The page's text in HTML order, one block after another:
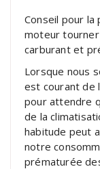
Conseil pour la
moteur
carburant et
Lorsque nous
est courant de
pour attendre
de la
habitude peut
notre
prématurée